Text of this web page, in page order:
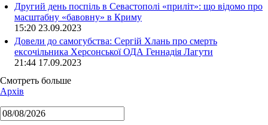
Другий день поспіль в Севастополі «приліт»: що відомо про
масштабну «бавовну» в Криму
15:20 23.09.2023
Довели до самогубства: Сергій Хлань про смерть
ексочільника Херсонської ОДА Геннадія Лагути
21:44 17.09.2023
Смотреть больше
Архів